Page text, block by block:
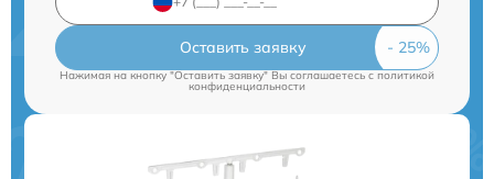
Оставить заявку
Нажимая на кнопку "Оставить заявку" Вы соглашаетесь cполитикой
конфиденциальности